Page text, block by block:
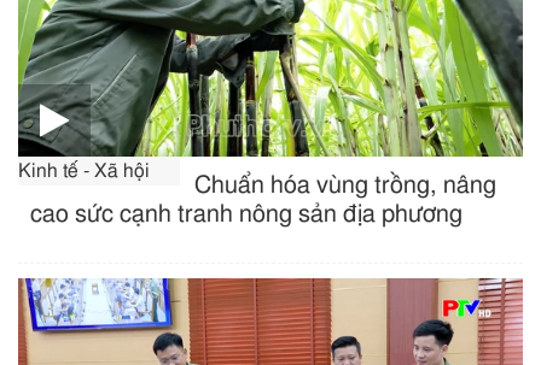
Kinh tế - Xã hội
Chuẩn hóa vùng trồng, nâng
cao sức cạnh tranh nông sản địa phương